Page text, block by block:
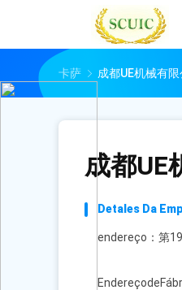
卡萨 成都UE机械有
成都UE
Detales Da
endereço：第